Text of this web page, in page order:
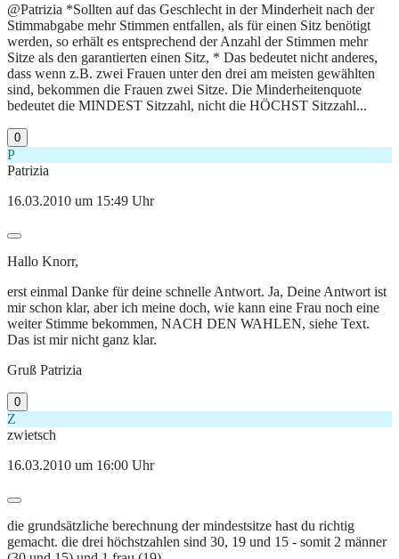
@Patrizia *Sollten auf das Geschlecht in der Minderheit nach der
Stimmabgabe mehr Stimmen entfallen, als für einen Sitz benötigt
werden, so erhält es entsprechend der Anzahl der Stimmen mehr
Sitze als den garantierten einen Sitz, * Das bedeutet nicht anderes,
dass wenn z.B. zwei Frauen unter den drei am meisten gewählten
sind, bekommen die Frauen zwei Sitze. Die Minderheitenquote
bedeutet die MINDEST Sitzzahl, nicht die HÖCHST Sitzzahl...
0
P
Patrizia
16.03.2010 um 15:49 Uhr
Hallo Knorr,
erst einmal Danke für deine schnelle Antwort. Ja, Deine Antwort ist
mir schon klar, aber ich meine doch, wie kann eine Frau noch eine
weiter Stimme bekommen, NACH DEN WAHLEN, siehe Text.
Das ist mir nicht ganz klar.
Gruß Patrizia
0
Z
zwietsch
16.03.2010 um 16:00 Uhr
die grundsätzliche berechnung der mindestsitze hast du richtig
gemacht. die drei höchstzahlen sind 30, 19 und 15 - somit 2 männer